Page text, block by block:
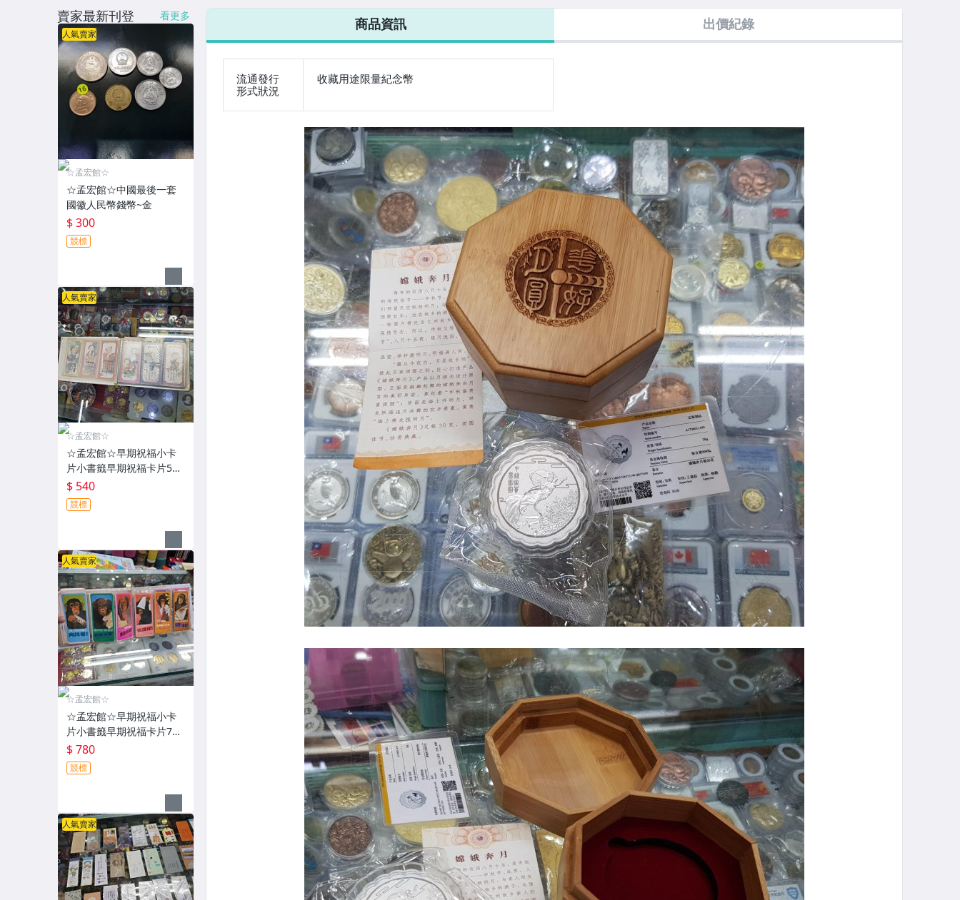
7-ELEVEN 運費只要38元
商品資訊 出價紀錄
流通發行
形式狀況
收藏用途限量紀念幣
賣家最新刊登 看更多
人氣賣家
☆孟宏館☆
☆孟宏館☆中國最後一套
國徽人民幣錢幣~金
$ 300
競標
人氣賣家
☆孟宏館☆
☆孟宏館☆早期祝福小卡
片小書籤早期祝福卡片54
張~安.260801.73
$ 540
競標
人氣賣家
☆孟宏館☆
☆孟宏館☆早期祝福小卡
片小書籤早期祝福卡片78
張~安.260801.76
$ 780
競標
人氣賣家